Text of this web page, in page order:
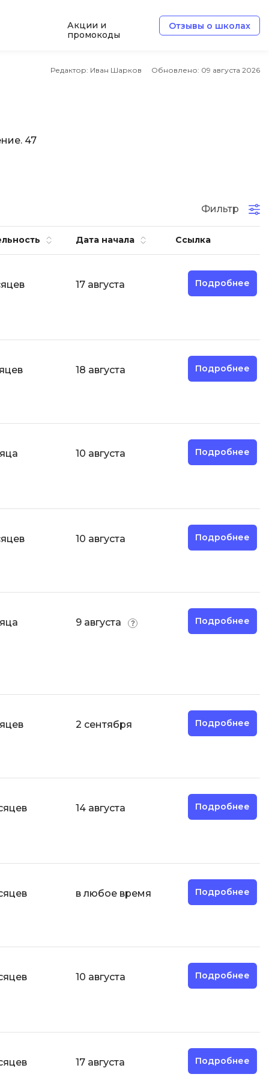
Акции и
промокоды
Отзывы о школах
Редактор: Иван Шарков Обновлено: 09 августа 2026
47
Фильтр
Дата начала Ссылка
17 августа Подробнее
18 августа Подробнее
10 августа Подробнее
10 августа Подробнее
9 августа Подробнее
2 сентября Подробнее
14 августа Подробнее
в любое время Подробнее
10 августа Подробнее
17 августа Подробнее
Б
Д
И
Кибербезопасность
Микросервисная архитектура
Нагрузочное тестирование
Парсинг
Работа с GIT
Engine
Разработка на языке C#
Разработка на языке C и C++
Ручное тестирование
Сетевой инженер
Создание интернет магазина